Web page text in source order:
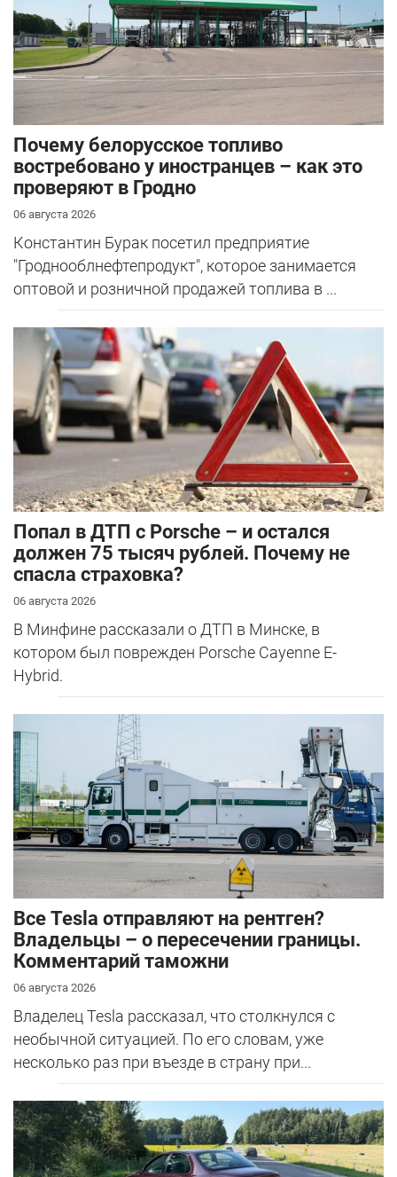
Почему белорусское топливо
востребовано у иностранцев – как это
проверяют в Гродно
06 августа 2026
Константин Бурак посетил предприятие
"Гроднооблнефтепродукт", которое занимается
оптовой и розничной продажей топлива в ...
​Попал в ДТП с Porsche – и остался
должен 75 тысяч рублей. Почему не
спасла страховка?
06 августа 2026
В Минфине рассказали о ДТП в Минске, в
котором был поврежден Porsche Cayenne E-
Hybrid.
Все Tesla отправляют на рентген?
Владельцы – о пересечении границы.
Комментарий таможни
06 августа 2026
Владелец Tesla рассказал, что столкнулся с
необычной ситуацией. По его словам, уже
несколько раз при въезде в страну при...